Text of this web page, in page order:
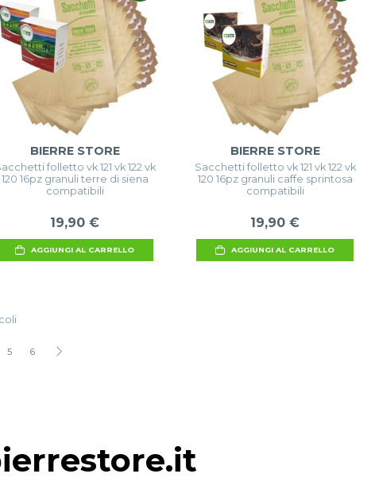
BIERRE STORE
folletto vk 121 vk 122 vk
120 16pz granuli terre di siena
compatibili
19,90 €
AGGIUNGI AL CARRELLO
BIERRE STORE
Sacchetti folletto vk 121 vk 122 vk
120 16pz granuli caffe sprintosa
compatibili
19,90 €
AGGIUNGI AL CARRELLO
5 6